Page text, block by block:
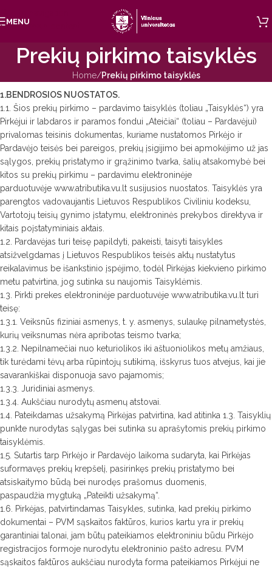
Skip to main content
MENU
Prekių pirkimo taisyklės
Home/Prekių pirkimo taisyklės
1.BENDROSIOS NUOSTATOS.
1.1. Šios prekių pirkimo – pardavimo taisyklės (toliau „Taisyklės“) yra
Pirkėjui ir labdaros ir paramos fondui „Ateičiai“ (toliau – Pardavėjui)
privalomas teisinis dokumentas, kuriame nustatomos Pirkėjo ir
Pardavėjo teisės bei pareigos, prekių įsigijimo bei apmokėjimo už jas
sąlygos, prekių pristatymo ir grąžinimo tvarka, šalių atsakomybė bei
kitos su prekių pirkimu – pardavimu elektroninėje
parduotuvėje www.atributika.vu.lt susijusios nuostatos. Taisyklės yra
parengtos vadovaujantis Lietuvos Respublikos Civiliniu kodeksu,
Vartotojų teisių gynimo įstatymu, elektroninės prekybos direktyva ir
kitais poįstatyminiais aktais.
1.2. Pardavėjas turi teisę papildyti, pakeisti, taisyti taisykles
atsižvelgdamas į Lietuvos Respublikos teisės aktų nustatytus
reikalavimus be išankstinio įspėjimo, todėl Pirkėjas kiekvieno pirkimo
metu patvirtina, jog sutinka su naujomis Taisyklėmis.
1.3. Pirkti prekes elektroninėje parduotuvėje www.atributika.vu.lt turi
teisę:
1.3.1. Veiksnūs fiziniai asmenys, t. y. asmenys, sulaukę pilnametystės,
kurių veiksnumas nėra apribotas teismo tvarka;
1.3.2. Nepilnamečiai nuo keturiolikos iki aštuoniolikos metų amžiaus,
tik turėdami tėvų arba rūpintojų sutikimą, išskyrus tuos atvejus, kai jie
savarankiškai disponuoja savo pajamomis;
1.3.3. Juridiniai asmenys.
1.3.4. Aukščiau nurodytų asmenų atstovai.
1.4. Pateikdamas užsakymą Pirkėjas patvirtina, kad atitinka 1.3. Taisyklių
punkte nurodytas sąlygas bei sutinka su aprašytomis prekių pirkimo
taisyklėmis.
1.5. Sutartis tarp Pirkėjo ir Pardavėjo laikoma sudaryta, kai Pirkėjas
suformavęs prekių krepšelį, pasirinkęs prekių pristatymo bei
atsiskaitymo būdą bei nurodęs prašomus duomenis,
paspaudžia mygtuką „Pateikti užsakymą“.
1.6. Pirkėjas, patvirtindamas Taisykles, sutinka, kad prekių pirkimo
dokumentai – PVM sąskaitos faktūros, kurios kartu yra ir prekių
garantiniai talonai, jam būtų pateikiamos elektroniniu būdu Pirkėjo
registracijos formoje nurodytu elektroninio pašto adresu. PVM
sąskaitos faktūros aukščiau nurodyta forma pateikiamos Pirkėjui ne